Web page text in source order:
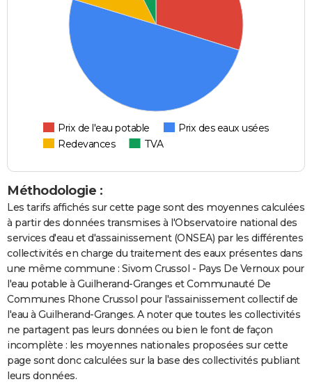
Prix de l'eau potable
Prix des eaux usées
Redevances
TVA
Méthodologie :
Les tarifs affichés sur cette page sont des moyennes calculées
à partir des données transmises à l'Observatoire national des
services d'eau et d'assainissement (ONSEA) par les différentes
collectivités en charge du traitement des eaux présentes dans
une même commune : Sivom Crussol - Pays De Vernoux pour
l'eau potable à Guilherand-Granges et Communauté De
Communes Rhone Crussol pour l'assainissement collectif de
l'eau à Guilherand-Granges. A noter que toutes les collectivités
ne partagent pas leurs données ou bien le font de façon
incomplète : les moyennes nationales proposées sur cette
page sont donc calculées sur la base des collectivités publiant
leurs données.